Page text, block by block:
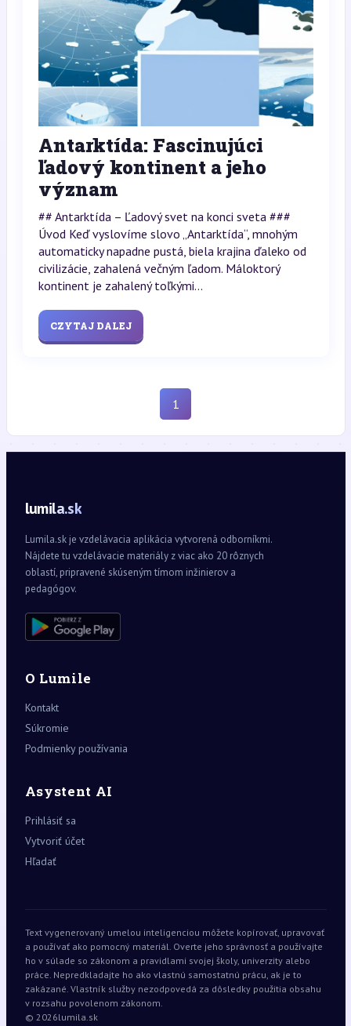
Antarktída: Fascinujúci
ľadový kontinent a jeho
význam
## Antarktída – Ľadový svet na konci sveta ###
Úvod Keď vyslovíme slovo „Antarktída“, mnohým
automaticky napadne pustá, biela krajina ďaleko od
civilizácie, zahalená večným ľadom. Máloktorý
kontinent je zahalený toľkými...
CZYTAJ DALEJ
1
lumila.sk
Lumila.sk je vzdelávacia aplikácia vytvorená odborníkmi.
Nájdete tu vzdelávacie materiály z viac ako 20 rôznych
oblastí, pripravené skúseným tímom inžinierov a
pedagógov.
O Lumile
Kontakt
Súkromie
Podmienky používania
Asystent AI
Prihlásiť sa
Vytvoriť účet
Hľadať
Text vygenerovaný umelou inteligenciou môžete kopírovať, upravovať
a používať ako pomocný materiál. Overte jeho správnosť a používajte
ho v súlade so zákonom a pravidlami svojej školy, univerzity alebo
práce. Nepredkladajte ho ako vlastnú samostatnú prácu, ak je to
zakázané. Vlastník služby nezodpovedá za dôsledky použitia obsahu
v rozsahu povolenom zákonom.
© 2026lumila.sk